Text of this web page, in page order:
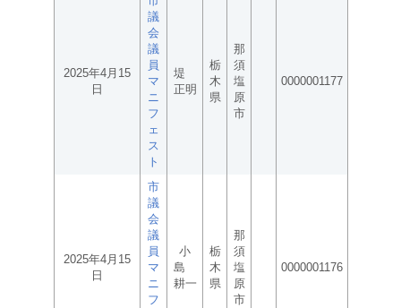
2025年4月15
日
議
会
議
員
マ
ニ
フ
ェ
ス
ト
堤
正明
栃
木
県
那
須
塩
原
市
0000001177
2025年4月15
日
市
議
会
議
員
マ
ニ
フ
小
島
耕一
栃
木
県
那
須
塩
原
市
0000001176